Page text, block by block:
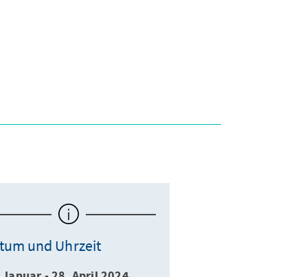
und Uhrzeit